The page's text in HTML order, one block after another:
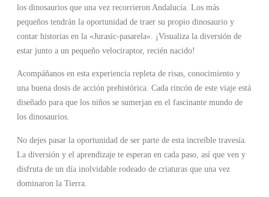
los dinosaurios que una vez recorrieron Andalucía. Los más
pequeños tendrán la oportunidad de traer su propio dinosaurio y
contar historias en la «Jurasic-pasarela». ¡Visualiza la diversión de
estar junto a un pequeño velociraptor, recién nacido!
Acompáñanos en esta experiencia repleta de risas, conocimiento y
una buena dosis de acción prehistórica. Cada rincón de este viaje está
diseñado para que los niños se sumerjan en el fascinante mundo de
los dinosaurios.
No dejes pasar la oportunidad de ser parte de esta increíble travesía.
La diversión y el aprendizaje te esperan en cada paso, así que ven y
disfruta de un día inolvidable rodeado de criaturas que una vez
dominaron la Tierra.